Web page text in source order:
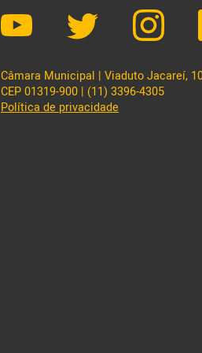
Câmara Municipal | Viaduto Jacareí,
CEP 01319-900 | (11) 3396-4305
Política de privacidade